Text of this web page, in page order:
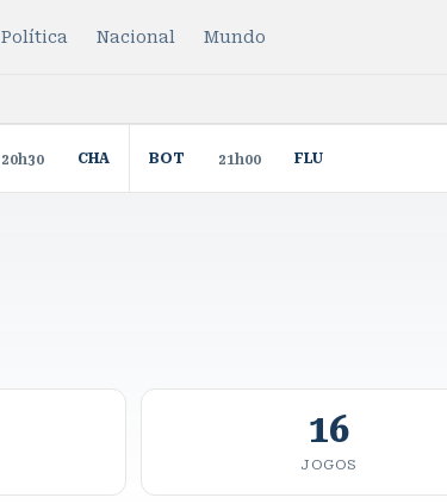
Política Nacional Mundo
20h30 CHA BOT 21h00 FLU
16
JOGOS